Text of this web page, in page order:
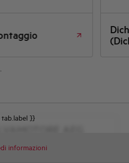
}}
informazioni
62-73A